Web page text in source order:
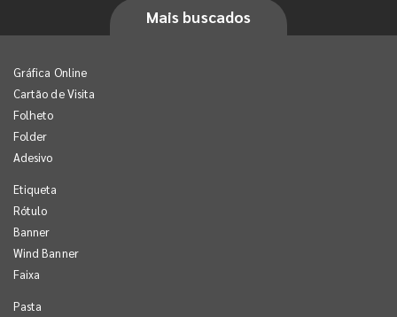
Mais buscados
Gráfica Online
Cartão de Visita
Folheto
Folder
Adesivo
Etiqueta
Rótulo
Banner
Wind Banner
Faixa
Pasta